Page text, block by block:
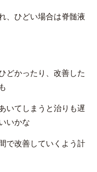
、ひどい場合は脊髄液
どかったり、改善した
いてしまうと治りも遅
いかな
で改善していくよう計